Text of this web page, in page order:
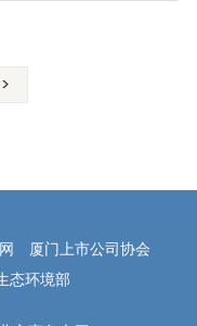
>
厦门上市公司协会
态环境部